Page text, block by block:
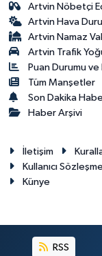
Artvin Nöbetçi
Artvin Hava
Artvin Namaz
Artvin Trafik
Puan Durumu ve
Tüm Manşetler
Son Dakika
Haber Arşivi
İletişim
Kullanıcı
Künye
RSS